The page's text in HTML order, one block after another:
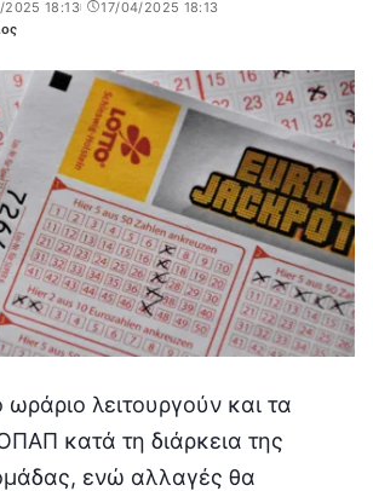
2025 18:13
17/04/2025 18:13
λειτουργούν και τα
κατά τη διάρκεια της
ενώ αλλαγές θα